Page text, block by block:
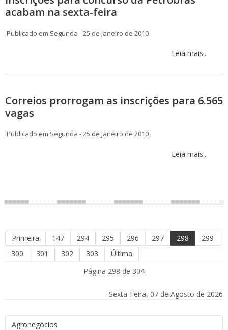
acabam na sexta-feira
Publicado em Segunda - 25 de Janeiro de 2010
Leia mais...
Correios prorrogam as inscrições para 6.565
vagas
Publicado em Segunda - 25 de Janeiro de 2010
Leia mais...
Primeira 147 294 295 296 297 298
299
300
301 302 303
Última
Página 298 de 304
Sexta-Feira, 07 de Agosto de 2026
Agronegócios